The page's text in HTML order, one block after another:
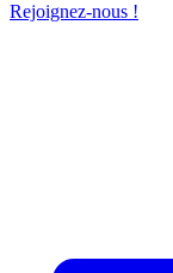
Rejoignez-nous !